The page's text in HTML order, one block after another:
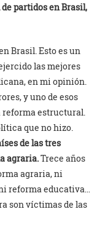
partidos en Brasil,
Brasil. Esto es un
las mejores
en mi opinión.
y uno de esos
estructural.
que no hizo.
de las tres
agraria.Trece años
agraria, ni
reforma educativa…
son víctimas de las